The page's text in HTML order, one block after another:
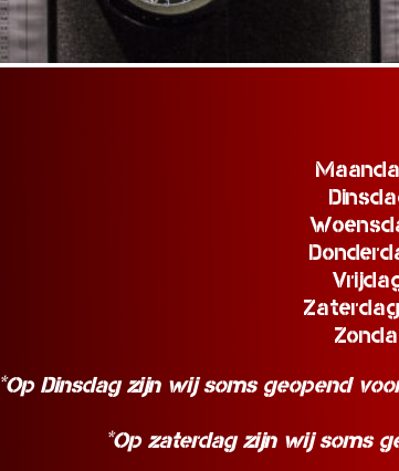
Zaterdag
*Op Dinsdag zijn wij soms geopend
*Op zaterdag zijn wij soms